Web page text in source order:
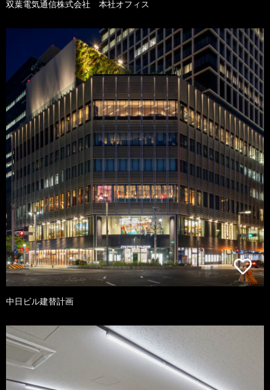
双葉電気通信株式会社 本社オフィス
中日ビル建替計画